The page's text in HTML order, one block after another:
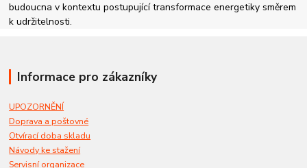
budoucna v kontextu postupující transformace energetiky směrem
k udržitelnosti.
Informace pro zákazníky
UPOZORNĚNÍ
Doprava a poštovné
Otvírací doba skladu
Návody ke stažení
Servisní organizace